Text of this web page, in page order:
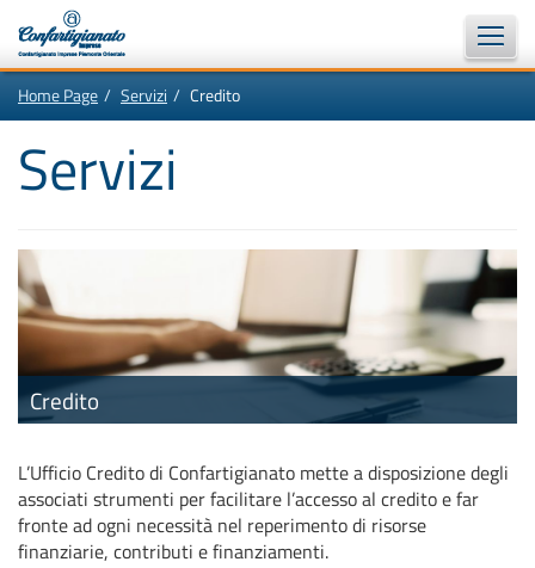
Vai
In
questa
navigazione
principale
[1]
principali
[5]
Le
ultime
novità
da
Confartigianato
[6]
Home Page Servizi Credito
ricercaServizi
Credito
L’Ufficio Credito di Confartigianato mette a disposizione degli
associati strumenti per facilitare l’accesso al credito e far
fronte ad ogni necessità nel reperimento di risorse
finanziarie, contributi e finanziamenti.